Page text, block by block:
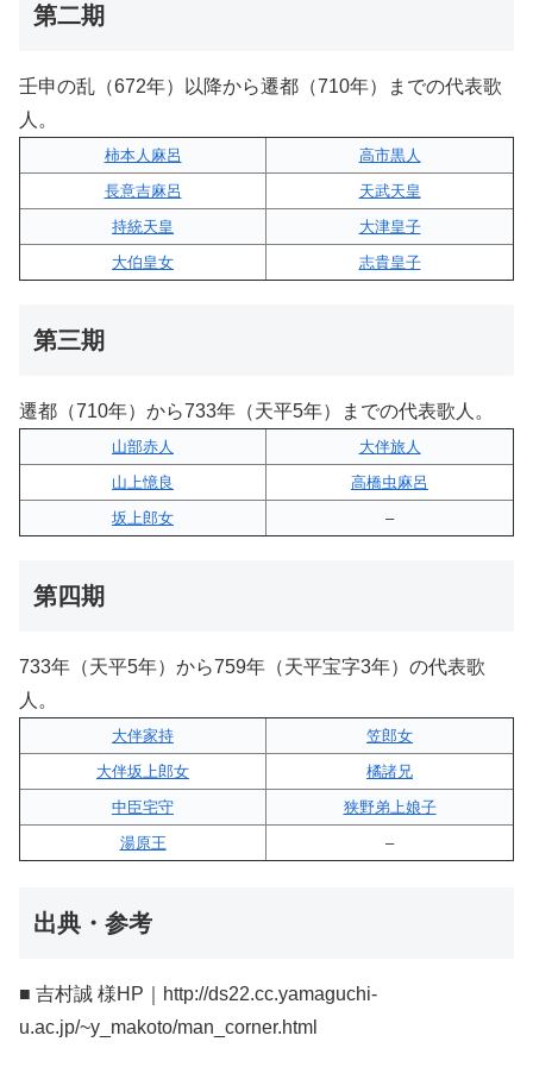
第二期
壬申の乱（672年）以降から遷都（710年）までの代表歌
人。
柿本人麻呂
高市黒人
長意吉麻呂
天武天皇
持統天皇
大津皇子
大伯皇女
志貴皇子
第三期
遷都（710年）から733年（天平5年）までの代表歌人。
山部赤人
大伴旅人
山上憶良
高橋虫麻呂
坂上郎女
–
第四期
733年（天平5年）から759年（天平宝字3年）の代表歌
人。
大伴家持
笠郎女
大伴坂上郎女
橘諸兄
中臣宅守
狭野弟上娘子
湯原王
–
出典・参考
■ 吉村誠 様HP｜http://ds22.cc.yamaguchi-
u.ac.jp/~y_makoto/man_corner.html